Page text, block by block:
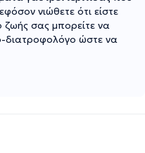
νιώθετε ότι είστε
ζωής σας μπορείτε να
διατροφολόγο ώστε να